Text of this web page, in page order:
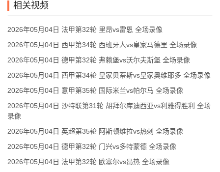
相关视频
2026年05月04日 法甲第32轮 里昂vs雷恩 全场录像
2026年05月04日 西甲第34轮 西班牙人vs皇家马德里 全场录像
2026年05月04日 德甲第32轮 弗赖堡vs沃尔夫斯堡 全场录像
2026年05月04日 西甲第34轮 皇家贝蒂斯vs皇家奥维耶多 全场录像
2026年05月04日 意甲第35轮 国际米兰vs帕尔马 全场录像
2026年05月04日 沙特联第31轮 胡拜尔库迪西亚vs利雅得胜利 全场
录像
2026年05月04日 英超第35轮 阿斯顿维拉vs热刺 全场录像
2026年05月04日 德甲第32轮 门兴vs多特蒙德 全场录像
2026年05月04日 法甲第32轮 欧塞尔vs昂热 全场录像